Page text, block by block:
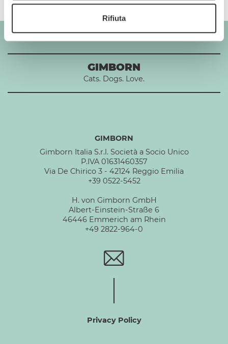
Rifiuta
GIMBORN
Cats. Dogs. Love.
GIMBORN
Gimborn Italia S.r.l. Società a Socio Unico
P.IVA 01631460357
Via De Chirico 3 - 42124 Reggio Emilia
+39 0522-5452
H. von Gimborn GmbH
Albert-Einstein-Straße 6
46446 Emmerich am Rhein
+49 2822-964-0
Privacy Policy